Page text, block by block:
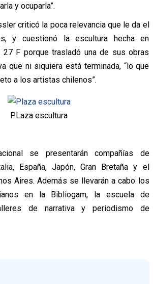
y ocuparla”.
criticó la poca relevancia que le da el
y cuestionó la escultura hecha en
27 F porque trasladó una de sus obras
que ni siquiera está terminada, “lo que
a los artistas chilenos”.
PLaza escultura
se presentarán compañías de
España, Japón, Gran Bretaña y el
Aires. Además se llevarán a cabo los
en la Bibliogam, la escuela de
de narrativa y periodismo de